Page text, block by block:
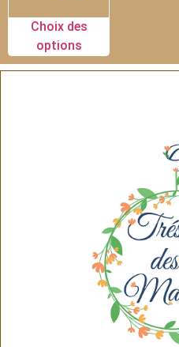
Choix des
options